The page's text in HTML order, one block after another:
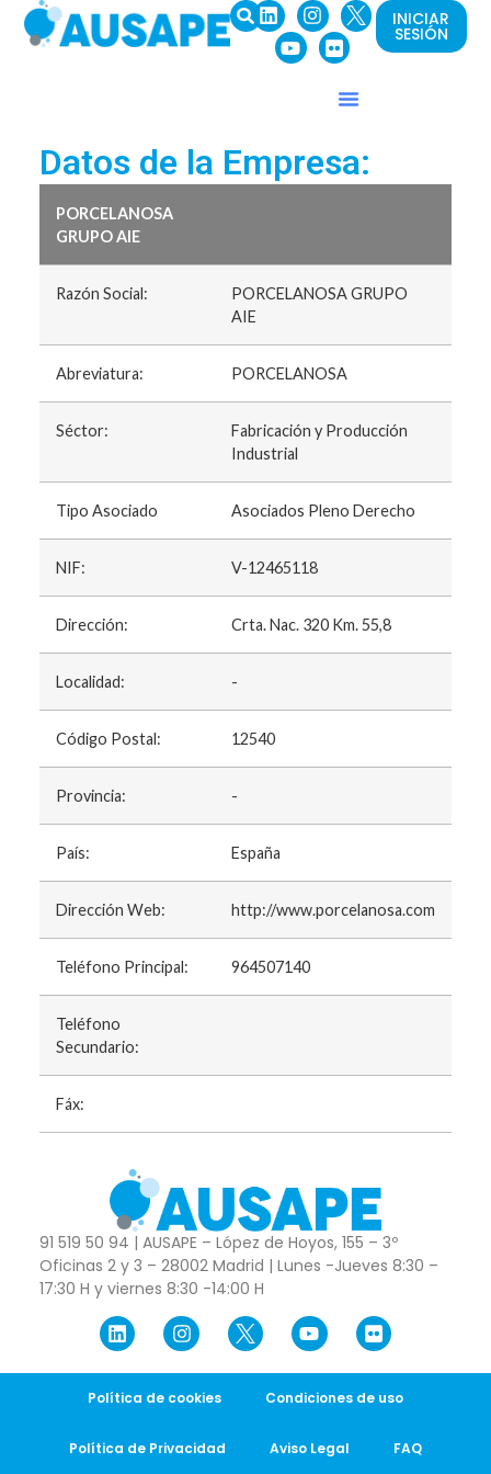
INICIAR
SESIÓN
Datos de la Empresa:
PORCELANOSA
GRUPO AIE
Razón Social:
PORCELANOSA GRUPO
AIE
Abreviatura: PORCELANOSA
Séctor:
Fabricación y Producción
Industrial
Tipo Asociado Asociados Pleno Derecho
NIF: V-12465118
Dirección: Crta. Nac. 320 Km. 55,8
Localidad: -
Código Postal: 12540
Provincia: -
País: España
Dirección Web: http://www.porcelanosa.com
Teléfono Principal: 964507140
Teléfono
Secundario:
Fáx:
91 519 50 94 | AUSAPE – López de Hoyos, 155 – 3º
Oficinas 2 y 3 – 28002 Madrid | Lunes -Jueves 8:30 –
17:30 H y viernes 8:30 -14:00 H
Política de cookies Condiciones de uso
Política de Privacidad Aviso Legal FAQ